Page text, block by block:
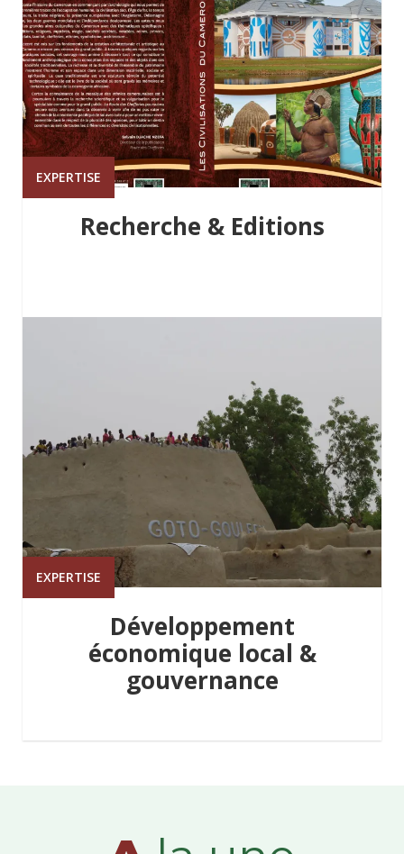
EXPERTISE
Recherche & Editions
EXPERTISE
Développement
économique local &
gouvernance